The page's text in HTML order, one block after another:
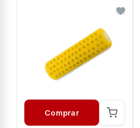
Comprar